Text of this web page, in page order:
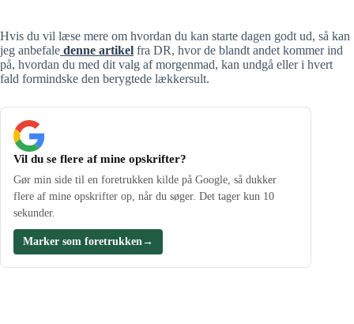
Hvis du vil læse mere om hvordan du kan starte dagen godt ud, så kan
jeg anbefale denne artikel fra DR, hvor de blandt andet kommer ind
på, hvordan du med dit valg af morgenmad, kan undgå eller i hvert
fald formindske den berygtede lækkersult.
Vil du se flere af mine opskrifter?
Gør min side til en foretrukken kilde på Google, så dukker
flere af mine opskrifter op, når du søger. Det tager kun 10
sekunder.
Marker som foretrukken→